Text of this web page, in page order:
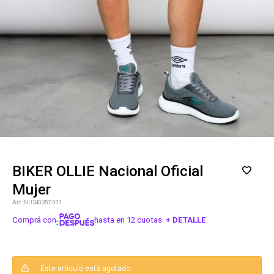
BIKER OLLIE Nacional Oficial
Mujer
NU340357-001
Comprá con hasta en 12 cuotas + DETALLE
Este artículo está agotado.